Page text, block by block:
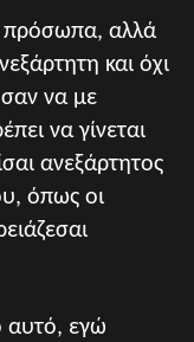
πρόσωπα, αλλά
και όχι
να με
να γίνεται
ανεξάρτητος
όπως οι
αυτό, εγώ